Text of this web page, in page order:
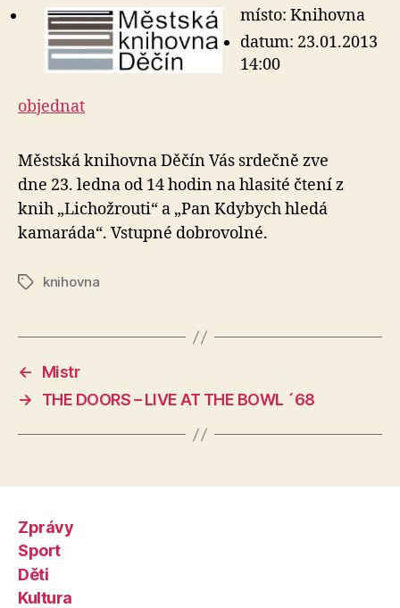
místo: Knihovna
datum: 23.01.2013
14:00
objednat
Městská knihovna Děčín Vás srdečně zve
dne 23. ledna od 14 hodin na hlasité čtení z
knih „Lichožrouti“ a „Pan Kdybych hledá
kamaráda“. Vstupné dobrovolné.
Štítkyknihovna
←
Mistr
→
THE DOORS – LIVE AT THE BOWL ´68
Zprávy
Sport
Děti
Kultura